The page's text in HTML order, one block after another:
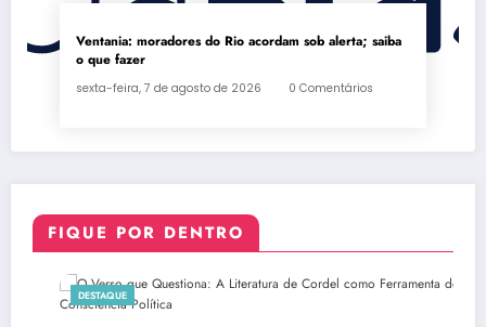
Ventania: moradores do Rio acordam sob alerta; saiba
o que fazer
sexta-feira, 7 de agosto de 2026 0 Comentários
FIQUE POR DENTRO
DESTAQUE